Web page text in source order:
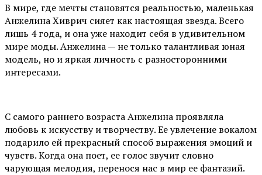
В мире, где мечты становятся реальностью, маленькая
Анжелина Хиврич сияет как настоящая звезда. Всего
лишь 4 года, и она уже находит себя в удивительном
мире моды. Анжелина — не только талантливая юная
модель, но и яркая личность с разносторонними
интересами.
С самого раннего возраста Анжелина проявляла
любовь к искусству и творчеству. Ее увлечение вокалом
подарило ей прекрасный способ выражения эмоций и
чувств. Когда она поет, ее голос звучит словно
чарующая мелодия, перенося нас в мир ее фантазий.